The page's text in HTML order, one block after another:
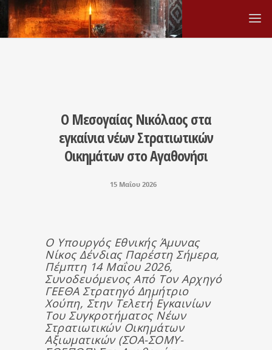
Ο Μεσογαίας Νικόλαος στα
εγκαίνια νέων Στρατιωτικών
Οικημάτων στο Αγαθονήσι
15 Μαΐου 2026
Ο Υπουργός Εθνικής Άμυνας
Νίκος Δένδιας Παρέστη Σήμερα,
Πέμπτη 14 Μαΐου 2026,
Συνοδευόμενος Από Τον Αρχηγό
ΓΕΕΘΑ Στρατηγό Δημήτριο
Χούπη, Στην Τελετή Εγκαινίων
Του Συγκροτήματος Νέων
Στρατιωτικών Οικημάτων
Αξιωματικών (ΣΟΑ-ΣΟΜΥ-